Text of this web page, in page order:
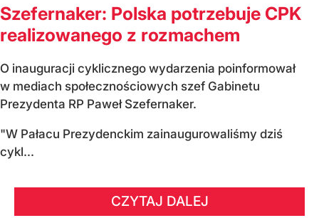
Szefernaker: Polska potrzebuje CPK
realizowanego z rozmachem
O inauguracji cyklicznego wydarzenia poinformował
w mediach społecznościowych szef Gabinetu
Prezydenta RP Paweł Szefernaker.
"W Pałacu Prezydenckim zainaugurowaliśmy dziś
cykl...
CZYTAJ DALEJ